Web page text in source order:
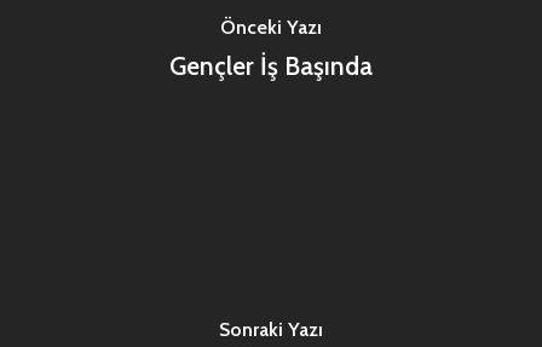
Önceki Yazı
Gençler İş Başında
Sonraki Yazı